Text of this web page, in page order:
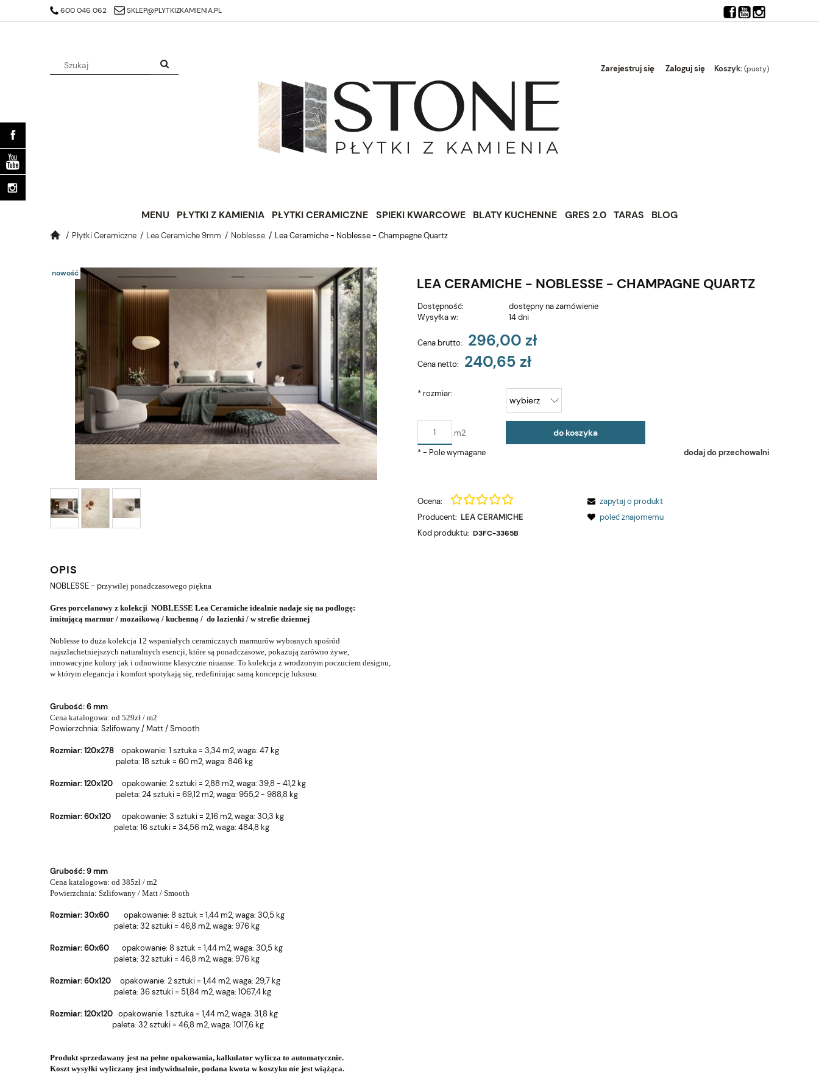
https://search.google.com/search-console/verification-download?resource_id=https%3A%2F%2Fplytkizkamienia.pl%2F&at=AJDi_Mj6JTjuQ7C-QclH4z0jnTRz%3A1712828744853
600 046 062 SKLEP@PLYTKIZKAMIENIA.PL
Zarejestruj się Zaloguj się Koszyk:(pusty)
MENU PŁYTKI Z KAMIENIA PŁYTKI CERAMICZNE SPIEKI KWARCOWE BLATY KUCHENNE GRES 2.0 TARAS BLOG
Płytki Ceramiczne Lea Ceramiche 9mm Noblesse Lea Ceramiche - Noblesse - Champagne Quartz
LEA CERAMICHE - NOBLESSE - CHAMPAGNE QUARTZ
nowość
Dostępność:
dostępny na zamówienie
Wysyłka w:
14 dni
Cena brutto: 296,00 zł
Cena netto: 240,65 zł
*rozmiar:
m2 do koszyka
dodaj do przechowalni
*- Pole wymagane
Ocena:
Producent: LEA CERAMICHE
Kod produktu: D3FC-3365B
zapytaj o produkt
poleć znajomemu
OPIS
NOBLESSE - przywilej ponadczasowego piękna
Gres porcelanowy z kolekcji NOBLESSE Lea Ceramiche idealnie nadaje się na podłogę:
imitującą marmur / mozaikową / kuchenną / do łazienki / w strefie dziennej
Noblesse to duża kolekcja 12 wspaniałych ceramicznych marmurów wybranych spośród
najszlachetniejszych naturalnych esencji, które są ponadczasowe, pokazują zarówno żywe,
innowacyjne kolory jak i odnowione klasyczne niuanse. To kolekcja z wrodzonym poczuciem designu,
w którym elegancja i komfort spotykają się, redefiniując samą koncepcję luksusu.
Grubość: 6 mm
Cena katalogowa: od 529zł / m2
Powierzchnia: Szlifowany / Matt / Smooth
Rozmiar: 120x278 opakowanie: 1 sztuka = 3,34 m2, waga: 47 kg
paleta: 18 sztuk = 60 m2, waga: 846 kg
Rozmiar: 120x120 opakowanie: 2 sztuki = 2,88 m2, waga: 39,8 - 41,2 kg
paleta: 24 sztuki = 69,12 m2, waga: 955,2 - 988,8 kg
Rozmiar: 60x120 opakowanie: 3 sztuki = 2,16 m2, waga: 30,3 kg
paleta: 16 sztuki = 34,56 m2, waga: 484,8 kg
Grubość:9 mm
Cena katalogowa: od 385zł / m2
Powierzchnia: Szlifowany / Matt / Smooth
Rozmiar: 30x60 opakowanie: 8 sztuk = 1,44 m2, waga: 30,5 kg
paleta: 32 sztuki = 46,8 m2, waga: 976 kg
Rozmiar: 60x60 opakowanie: 8 sztuk = 1,44 m2, waga: 30,5 kg
paleta: 32 sztuki = 46,8 m2, waga: 976 kg
Rozmiar: 60x120 opakowanie: 2 sztuki = 1,44 m2, waga: 29,7 kg
paleta: 36 sztuki = 51,84 m2, waga: 1067,4 kg
Rozmiar: 120x120 opakowanie: 1 sztuka = 1,44 m2, waga: 31,8 kg
paleta: 32 sztuki = 46,8 m2, waga: 1017,6 kg
Produkt sprzedawany jest na pełne opakowania, kalkulator wylicza to automatycznie.
Koszt wysyłki wyliczany jest indywidualnie, podana kwota w koszyku nie jest wiążąca.